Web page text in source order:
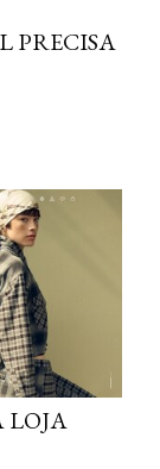
PRECISA
LOJA